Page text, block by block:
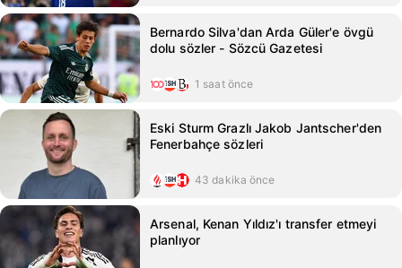
Bernardo Silva'dan Arda Güler'e övgü
dolu sözler - Sözcü Gazetesi
1 saat önce
Eski Sturm Grazlı Jakob Jantscher'den
Fenerbahçe sözleri
43 dakika önce
Arsenal, Kenan Yıldız'ı transfer etmeyi
planlıyor